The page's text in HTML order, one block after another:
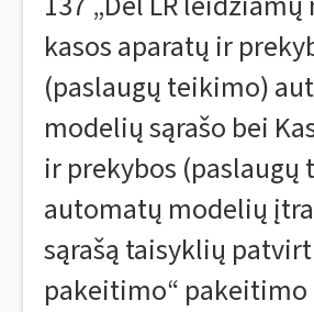
kasos aparatų ir
(paslaugų teikimo)
modelių sąrašo bei
ir prekybos (paslaugų
automatų modelių
sąrašą taisyklių
pakeitimo“ pakeitimo